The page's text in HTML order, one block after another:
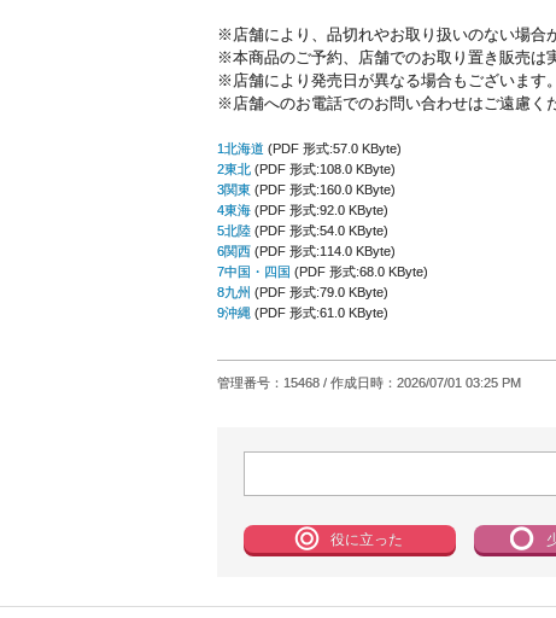
※店舗により、品切れやお取り扱いのない場合
※本商品のご予約、 店舗でのお取り置き販売は
※店舗により発売日が異なる場合もございます。
※店舗へのお電話でのお問い合わせはご遠慮く
1北海道 (PDF 形式:57.0 KByte)
2東北 (PDF 形式:108.0 KByte)
3関東 (PDF 形式:160.0 KByte)
4東海 (PDF 形式:92.0 KByte)
5北陸 (PDF 形式:54.0 KByte)
6関西 (PDF 形式:114.0 KByte)
7中国・四国 (PDF 形式:68.0 KByte)
8九州 (PDF 形式:79.0 KByte)
9沖縄 (PDF 形式:61.0 KByte)
管理番号 ：15468 / 作成日時 ：2026/07/01 03:25 PM
役に立った